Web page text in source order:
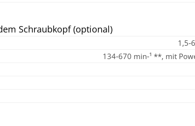
Schraubkopf (optional)
134‑670 min‑¹ **, mit